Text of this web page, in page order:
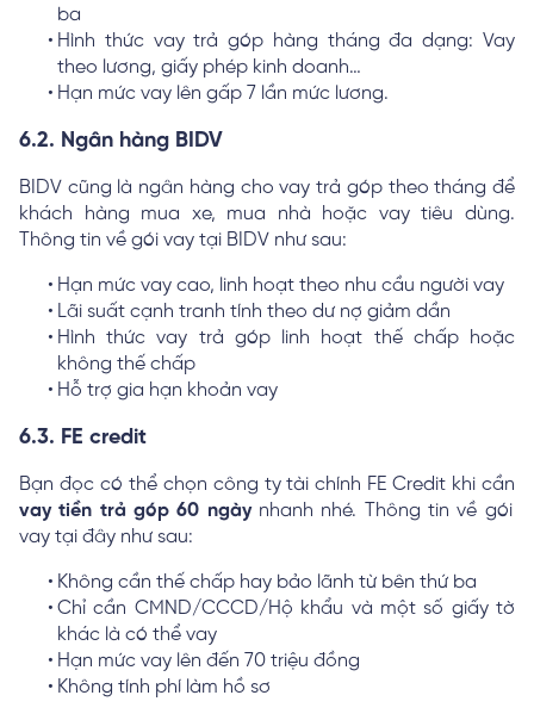
ba
Hình thức vay trả góp hàng tháng đa dạng: Vay
theo lương, giấy phép kinh doanh…
Hạn mức vay lên gấp 7 lần mức lương.
6.2. Ngân hàng BIDV
BIDV cũng là ngân hàng cho vay trả góp theo tháng để
khách hàng mua xe, mua nhà hoặc vay tiêu dùng.
Thông tin về gói vay tại BIDV như sau:
Hạn mức vay cao, linh hoạt theo nhu cầu người vay
Lãi suất cạnh tranh tính theo dư nợ giảm dần
Hình thức vay trả góp linh hoạt thế chấp hoặc
không thế chấp
Hỗ trợ gia hạn khoản vay
6.3. FE credit
Bạn đọc có thể chọn công ty tài chính FE Credit khi cần
vay tiền trả góp 60 ngàynhanh nhé. Thông tin về gói
vay tại đây như sau:
Không cần thế chấp hay bảo lãnh từ bên thứ ba
Chỉ cần CMND/CCCD/Hộ khẩu và một số giấy tờ
khác là có thể vay
Hạn mức vay lên đến 70 triệu đồng
Không tính phí làm hồ sơ